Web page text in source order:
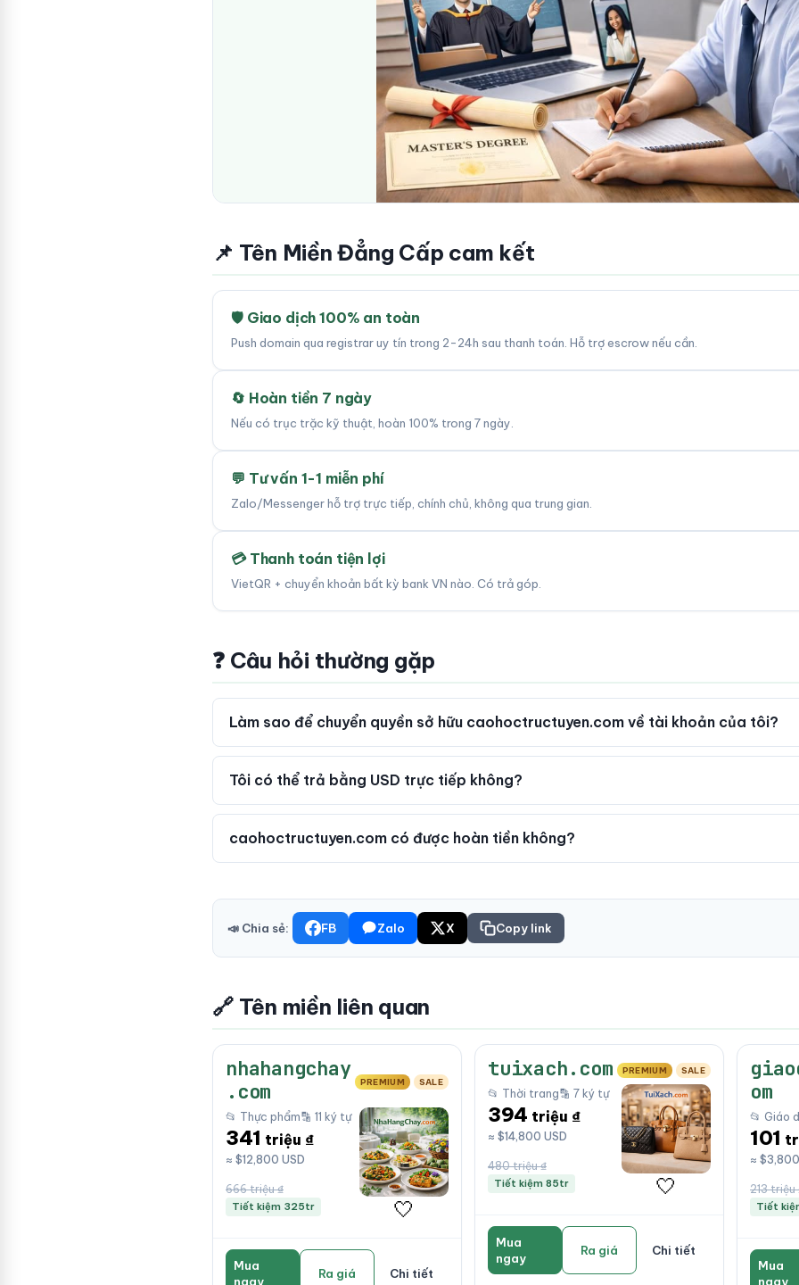
📌 Tên Miền Đẳng Cấp cam kết
🛡 Giao dịch 100% an toàn
Push domain qua registrar uy tín trong 2-24h sau thanh toán. Hỗ trợ escrow nếu cần.
🔄 Hoàn tiền 7 ngày
Nếu có trục trặc kỹ thuật, hoàn 100% trong 7 ngày.
💬 Tư vấn 1-1 miễn phí
Zalo/Messenger hỗ trợ trực tiếp, chính chủ, không qua trung gian.
💳 Thanh toán tiện lợi
VietQR + chuyển khoản bất kỳ bank VN nào. Có trả góp.
❓ Câu hỏi thường gặp
Làm sao để chuyển quyền sở hữu caohoctructuyen.com về tài khoản của tôi?
Tôi có thể trả bằng USD trực tiếp không?
caohoctructuyen.com có được hoàn tiền không?
📣 Chia sẻ: FB Zalo X Copy link
🔗 Tên miền liên quan
nhahangchay
.com
PREMIUM SALE
📂 Thực phẩm🔡 11 ký tự
341 triệu ₫
≈ $12,800 USD
666 triệu ₫
Tiết kiệm 325tr 🤍
Mua
ngay
Ra giá Chi tiết
tuixach.com PREMIUM SALE
📂 Thời trang🔡 7 ký tự
394 triệu ₫
≈ $14,800 USD
480 triệu ₫
Tiết kiệm 85tr 🤍
Mua
ngay
Ra giá Chi tiết
om
📂 Giáo
101
≈
213 triệu
Tiết
Mua
ngay